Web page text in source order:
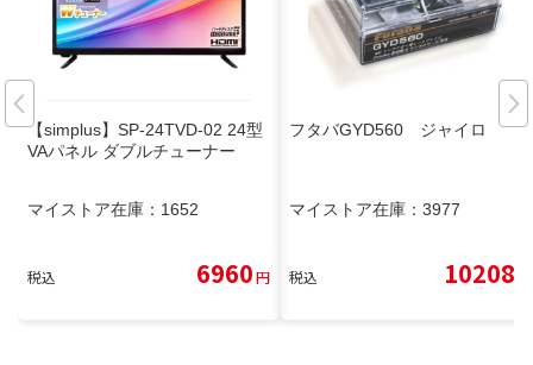
【simplus】SP-24TVD-02 24型
VAパネル ダブルチューナー
マイストア在庫： 1652
税込 6960円
フタバGYD560 ジャイロ
マイストア在庫： 3977
税込 10208